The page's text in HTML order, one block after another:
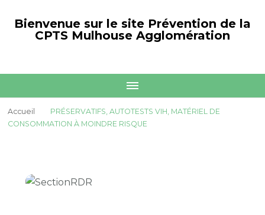
Bienvenue sur le site Prévention de la
CPTS Mulhouse Agglomération
Accueil
PRÉSERVATIFS, AUTOTESTS VIH, MATÉRIEL DE
CONSOMMATION À MOINDRE RISQUE